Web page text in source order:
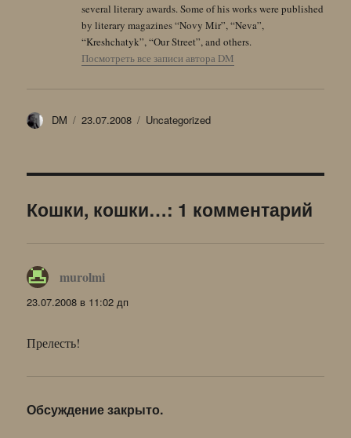
several literary awards. Some of his works were published
by literary magazines “Novy Mir”, “Neva”,
“Kreshchatyk”, “Our Street”, and others.
Посмотреть все записи автора DM
Автор
DM Опубликовано
23.07.2008 Рубрики
Uncategorized
Кошки, кошки…: 1 комментарий
murolmi
23.07.2008 в 11:02 дп
Прелесть!
Обсуждение закрыто.